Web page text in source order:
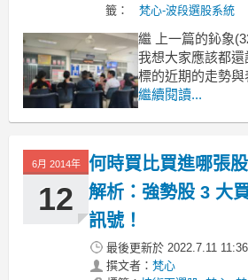
籤：
梵心-波段選股系統
繼 上一篇的鈊象
我想大家應該都
標的近期的走勢與
從5/21選出後 97.2
到波段股，鈊象
當一檔股票
繼續閱讀...
6月 2014年
12
何時買比買進哪張
解析：強勢股 3 大
訊號！
最後更新於 2022.7.11 11:36
撰文者： 梵心